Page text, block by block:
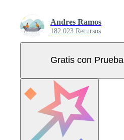
Andres Ramos
182.023 Recursos
Gratis con Prueba